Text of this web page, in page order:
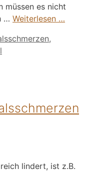
müssen es nicht
… Weiterlesen …
,
lindert, ist z.B.